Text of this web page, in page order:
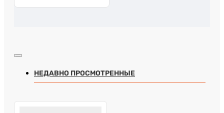
НЕДАВНО ПРОСМОТРЕННЫЕ